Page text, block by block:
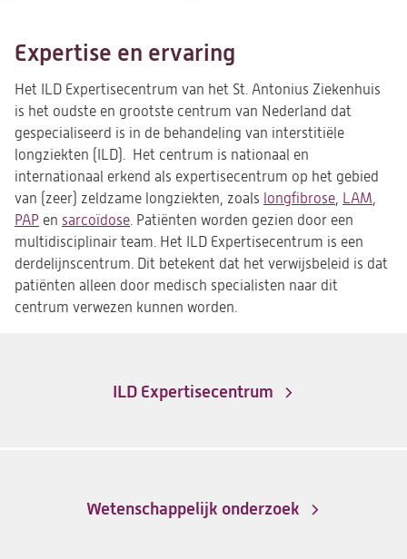
Expertise en ervaring
Het ILD Expertisecentrum van het St. Antonius Ziekenhuis
is het oudste en grootste centrum van Nederland dat
gespecialiseerd is in de behandeling van interstitiële
longziekten (ILD). Het centrum is nationaal en
internationaal erkend als expertisecentrum op het gebied
van (zeer) zeldzame longziekten, zoals longfibrose LAM
PAP en sarcoïdose . Patiënten worden gezien door een
multidisciplinair team. Het ILD Expertisecentrum is een
derdelijnscentrum. Dit betekent dat het verwijsbeleid is dat
patiënten alleen door medisch specialisten naar dit
centrum verwezen kunnen worden.
ILD Expertisecentrum
Wetenschappelijk onderzoek